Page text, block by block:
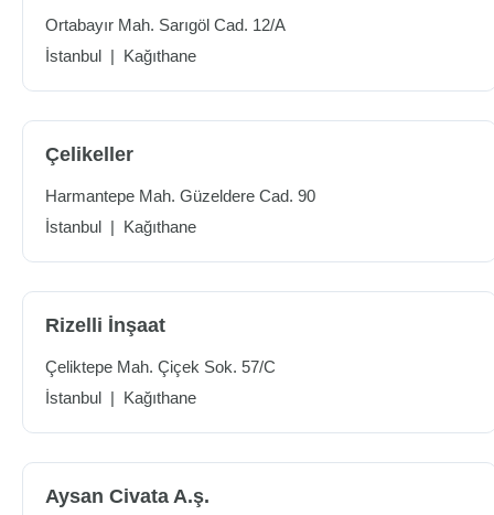
Ortabayır Mah. Sarıgöl Cad. 12/A
İstanbul | Kağıthane
Çelikeller
Harmantepe Mah. Güzeldere Cad. 90
İstanbul | Kağıthane
Rizelli İnşaat
Çeliktepe Mah. Çiçek Sok. 57/C
İstanbul | Kağıthane
Aysan Civata A.ş.